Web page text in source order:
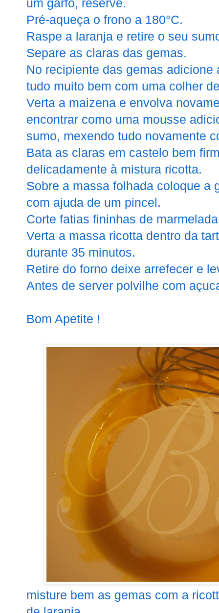
um garfo, reserve.
Pré-aqueça o frono a 180°C.
Raspe a laranja e retire o seu
Separe as claras das gemas.
No recipiente das gemas
tudo muito bem com uma colher
Verta a maizena e envolva
encontrar como uma mousse
sumo, mexendo tudo novamente
Bata as claras em castelo bem
delicadamente à mistura ricotta.
Sobre a massa folhada coloque a
com ajuda de um pincel.
Corte fatias fininhas de
Verta a massa ricotta dentro da
durante 35 minutos.
Retire do forno deixe arrefecer e
Antes de server polvilhe com
Bom Apetite !
misture bem as gemas com a